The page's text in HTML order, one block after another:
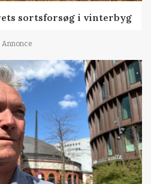
sortsforsøg i vinterbyg
Annonce